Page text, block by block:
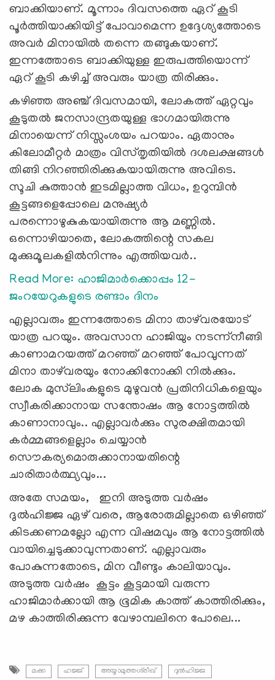
ബാക്കിയാണ്. മൂന്നാം ദിവസത്തെ ഏറ് കൂടി
പൂര്‍ത്തിയാക്കിയിട്ട് പോവാമെന്ന ഉദ്ദേശ്യത്തോടെ
അവര്‍ മിനായില്‍ തന്നെ തങ്ങുകയാണ്.
ഇന്നത്തോടെ ബാക്കിയുള്ള ഇരുപത്തിയൊന്ന്
ഏറ് കൂടി കഴിച്ച് അവരും യാത്ര തിരിക്കും.
കഴിഞ്ഞ അഞ്ച് ദിവസമായി, ലോകത്ത് ഏറ്റവും
കൂടുതല്‍ ജനസാന്ദ്രതയുള്ള ഭാഗമായിരുന്നു
മിനായെന്ന് നിസ്സംശയം പറയാം. ഏതാനും
കിലോമീറ്റര്‍ മാത്രം വിസ്തൃതിയില്‍ ദശലക്ഷങ്ങള്‍
തിങ്ങി നിറഞ്ഞിരിക്കുകയായിരുന്നു അവിടെ.
സൂചി കുത്താന്‍ ഇടമില്ലാത്ത വിധം, ഉറുമ്പിന്‍
കൂട്ടങ്ങളെപ്പോലെ മനുഷ്യര്‍
പരന്നൊഴുകുകയായിരുന്നു ആ മണ്ണില്‍.
ഒന്നൊഴിയാതെ, ലോകത്തിന്റെ സകല
മുക്കുമൂലകളില്‍നിന്നും എത്തിയവര്‍..
Read More: ഹാജിമാര്‍ക്കൊപ്പം 12-
ജംറയേറുകളുടെ രണ്ടാം ദിനം
എല്ലാവരും ഇന്നത്തോടെ മിനാ താഴ്‍വരയോട്
യാത്ര പറയും. അവസാന ഹാജിയും നടന്ന്നീങ്ങി
കാണാമറയത്ത് മറഞ്ഞ് മറഞ്ഞ് പോവുന്നത്
മിനാ താഴ്‍വരയും നോക്കിനോക്കി നില്‍ക്കും.
ലോക മുസ്‍ലിംകളുടെ മുഴുവന്‍ പ്രതിനിധികളെയും
സ്വീകരിക്കാനായ സന്തോഷം ആ നോട്ടത്തില്‍
കാണാനാവും.. എല്ലാവര്‍ക്കും സുരക്ഷിതമായി
കര്‍മ്മങ്ങളെല്ലാം ചെയ്യാന്‍
സൌകര്യമൊരുക്കാനായതിന്റെ
ചാരിതാര്‍ത്ഥ്യവും...
അതേ സമയം, ഇനി അടുത്ത വര്‍ഷം
ദുല്‍ഹിജ്ജ ഏഴ് വരെ, ആരോരുമില്ലാതെ ഒഴിഞ്ഞ്
കിടക്കണമല്ലോ എന്ന വിഷമവും ആ നോട്ടത്തില്‍
വായിച്ചെടുക്കാവുന്നതാണ്. എല്ലാവരും
പോകുന്നതോടെ, മിന വീണ്ടും കാലിയാവും.
അടുത്ത വര്‍ഷം കൂട്ടം കൂട്ടമായി വരുന്ന
ഹാജിമാര്‍ക്കായി ആ ഭൂമിക കാത്ത് കാത്തിരിക്കും,
മഴ കാത്തിരിക്കുന്ന വേഴാമ്പലിനെ പോലെ...
മക്ക ഹജ്ജ് അയ്യാമുത്തശ്‍രീഖ് ദുല്‍ഹിജ്ജ